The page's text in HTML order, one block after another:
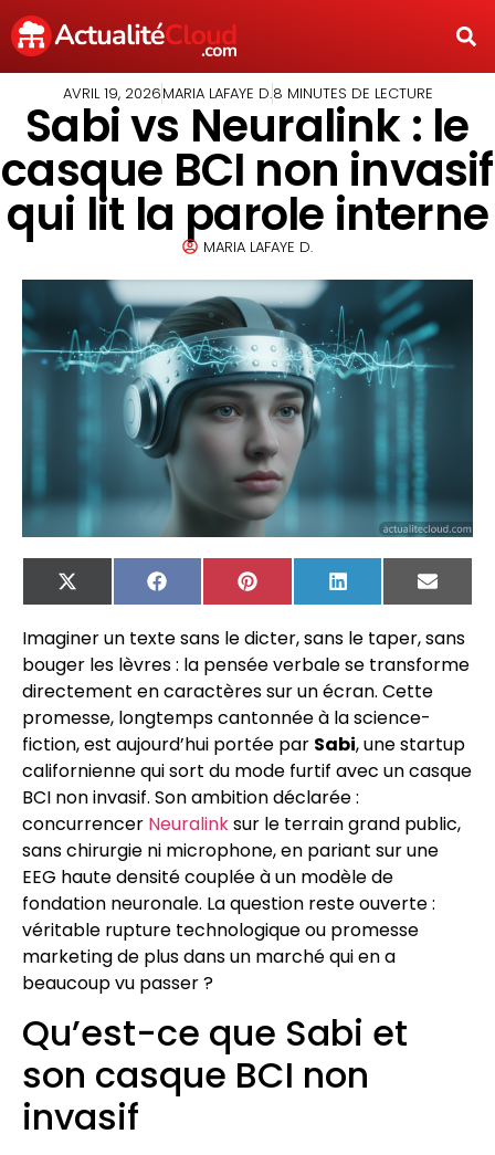
AVRIL 19, 2026MARIA LAFAYE D.8 MINUTES DE LECTURE
Sabi vs Neuralink : le
casque BCI non invasif
qui lit la parole interne
MARIA LAFAYE D.
X
(Twitter)
FacebookPinterest LinkedIn
Email
Imaginer un texte sans le dicter, sans le taper, sans
bouger les lèvres : la pensée verbale se transforme
directement en caractères sur un écran. Cette
promesse, longtemps cantonnée à la science-
fiction, est aujourd’hui portée par Sabi, une startup
californienne qui sort du mode furtif avec un casque
BCI non invasif. Son ambition déclarée :
concurrencer Neuralinksur le terrain grand public,
sans chirurgie ni microphone, en pariant sur une
EEG haute densité couplée à un modèle de
fondation neuronale. La question reste ouverte :
véritable rupture technologique ou promesse
marketing de plus dans un marché qui en a
beaucoup vu passer ?
Qu’est-ce que Sabi et
son casque BCI non
invasif